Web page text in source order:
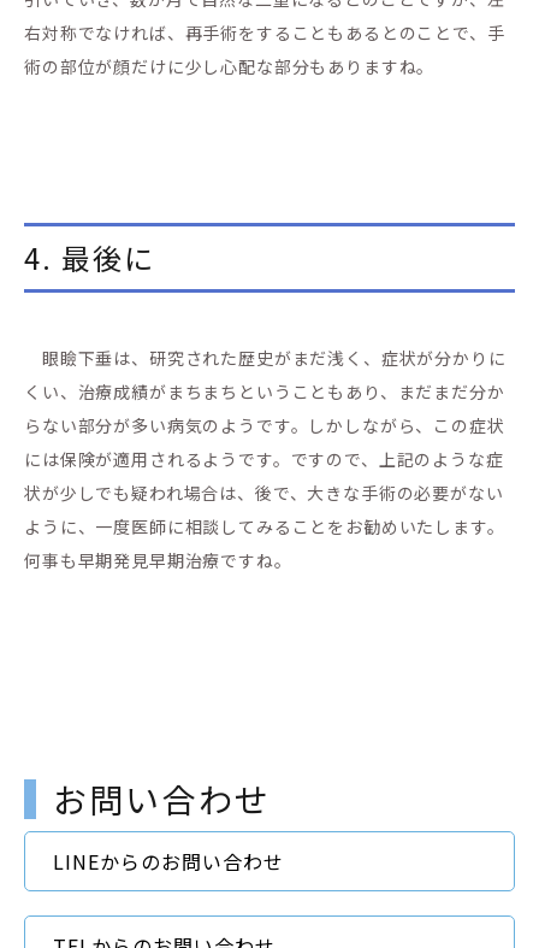
右対称でなければ、再手術をすることもあるとのことで、手
術の部位が顔だけに少し心配な部分もありますね。
4. 最後に
眼瞼下垂は、研究された歴史がまだ浅く、症状が分かりに
くい、治療成績がまちまちということもあり、まだまだ分か
らない部分が多い病気のようです。しかしながら、この症状
には保険が適用されるようです。ですので、上記のような症
状が少しでも疑われ場合は、後で、大きな手術の必要がない
ように、一度医師に相談してみることをお勧めいたします。
何事も早期発見早期治療ですね。
お問い合わせ
LINEからのお問い合わせ